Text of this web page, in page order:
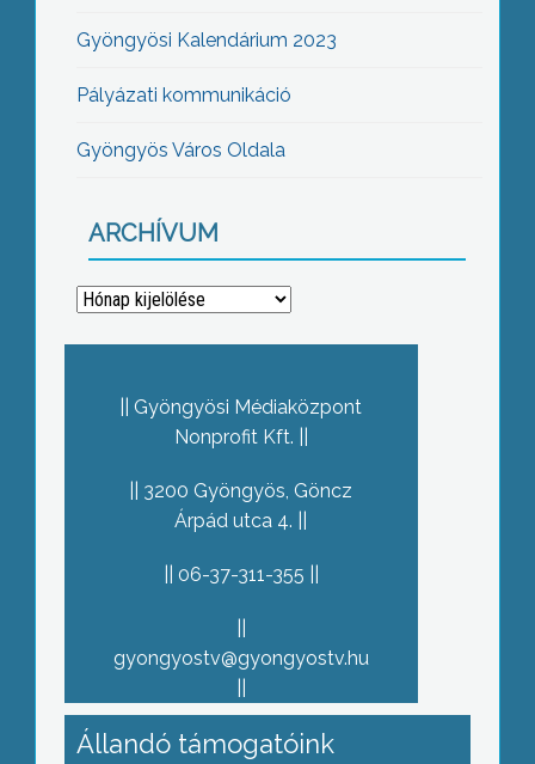
Gyöngyösi Kalendárium 2023
Pályázati kommunikáció
Gyöngyös Város Oldala
ARCHÍVUM
Archívum
Gyöngyösi Médiaközpont
Nonprofit Kft.
3200 Gyöngyös, Göncz
Árpád utca 4.
06-37-311-355
gyongyostv@gyongyostv.hu
Állandó támogatóink